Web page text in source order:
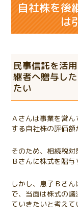
自社株を後
は
民事信託を活
継者へ贈与し
たい
Ａさんは事業を営
する自社株の評価額
そのため、相続税
Ｂさんに株式を贈与
しかし、息子Ｂさ
で、当面は株式の
ていきたいと考えて